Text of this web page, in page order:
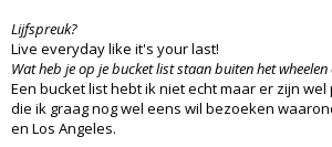
Lijfspreuk?
Live everyday like it's your last!
Wat heb je op je bucket list staan buiten het wheelen
Een bucket list hebt ik niet echt maar er zijn
die ik graag nog wel eens wil bezoeken
en Los Angeles.